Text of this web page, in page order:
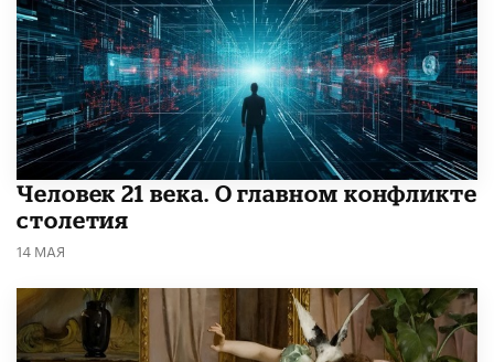
​Человек 21 века. О главном конфликте
столетия
14 МАЯ